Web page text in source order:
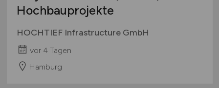
Hochbauprojekte
HOCHTIEF Infrastructure GmbH
vor 4 Tagen
Hamburg